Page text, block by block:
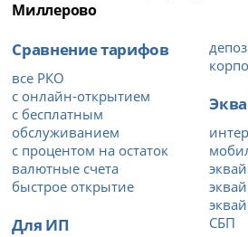
Миллерово
Сравнение тарифов
все РКО
с онлайн-открытием
с бесплатным
обслуживанием
с процентом на остаток
валютные счета
быстрое открытие
Для ИП
СБП